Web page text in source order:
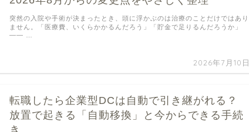
2026年7月10日
突然の入院や手術が決まったとき、頭に浮かぶのは治療のことだけではあり
ません。「医療費、いくらかかるんだろう」「貯金で足りるんだろうか」
—— …
転職したら企業型DCは自動で引き継がれる？
放置で起きる「自動移換」と今からできる手続
き